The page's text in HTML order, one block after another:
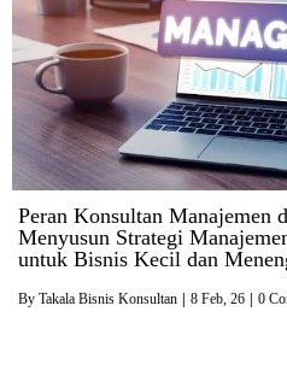
Peran Konsultan Manajemen
Menyusun Strategi
untuk Bisnis Kecil dan
By Takala Bisnis Konsultan | 8 Feb, 26 | 0